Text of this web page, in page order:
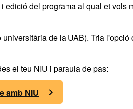
del programa al qual et vols
de la UAB). Tria l'opció
el teu NIU i paraula de pas:
amb NIU